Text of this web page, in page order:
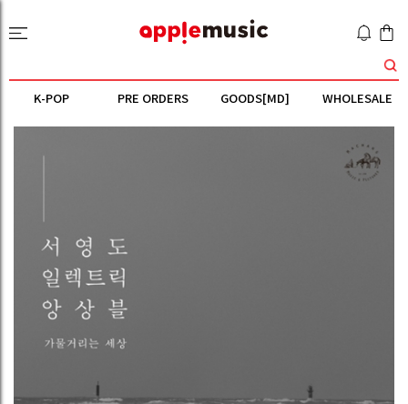
K-POP PRE ORDERS GOODS[MD] WHOLESALE